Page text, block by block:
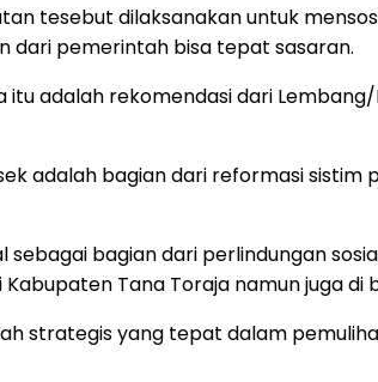
tesebut dilaksanakan untuk
dari pemerintah bisa tepat sasaran.
itu adalah rekomendasi dari
adalah bagian dari reformasi sistim
bagian dari perlindungan
Tana Toraja namun juga di
strategis yang tepat dalam